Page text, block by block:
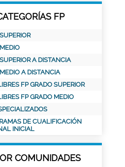
FP
A DISTANCIA
A DISTANCIA
FP GRADO SUPERIOR
FP GRADO MEDIO
DE CUALIFICACIÓN
INICIAL
COMUNIDADES